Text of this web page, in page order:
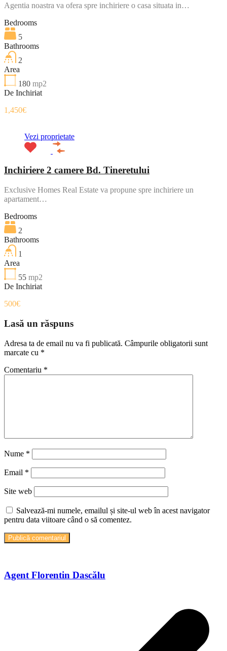
Agentia noastra va ofera spre inchiriere o casa situata in…
Bedrooms
5
Bathrooms
2
Area
180 mp2
De Inchiriat
1,450€
Vezi proprietate
Inchiriere 2 camere Bd. Tineretului
Exclusive Homes Real Estate va propune spre inchiriere un
apartament…
Bedrooms
2
Bathrooms
1
Area
55 mp2
De Inchiriat
500€
Lasă un răspuns
Adresa ta de email nu va fi publicată. Câmpurile obligatorii sunt
marcate cu *
Comentariu *
Nume *
Email *
Site web
Salvează-mi numele, emailul și site-ul web în acest navigator
pentru data viitoare când o să comentez.
Agent Florentin Dascălu